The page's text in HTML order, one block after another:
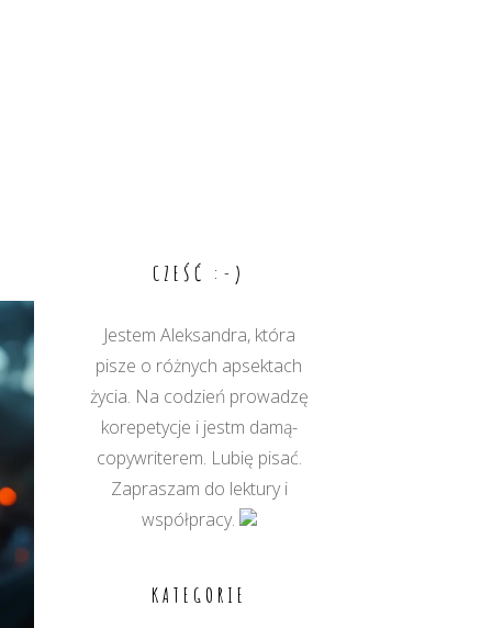
CZEŚĆ :-)
Jestem Aleksandra, która
pisze o różnych apsektach
życia. Na codzień prowadzę
korepetycje i jestm damą-
copywriterem. Lubię pisać.
Zapraszam do lektury i
współpracy.
KATEGORIE